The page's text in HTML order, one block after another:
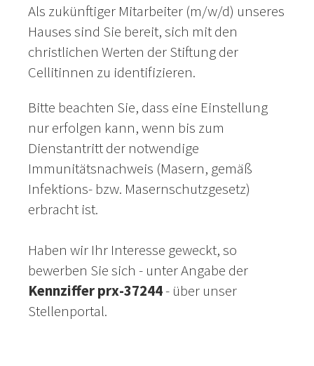
Als zukünftiger Mitarbeiter (m/w/d) unseres
Hauses sind Sie bereit, sich mit den
christlichen Werten der Stiftung der
Cellitinnen zu identifizieren.
Bitte beachten Sie, dass eine Einstellung
nur erfolgen kann, wenn bis zum
Dienstantritt der notwendige
Immunitätsnachweis (Masern, gemäß
Infektions- bzw. Masernschutzgesetz)
erbracht ist.
Haben wir Ihr Interesse geweckt, so
bewerben Sie sich - unter Angabe der
Kennziffer prx-37244- über unser
Stellenportal.